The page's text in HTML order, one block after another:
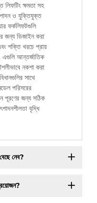
লিফটিং ক্ষমতা সহ
ও যুক্তিযুক্ত
ফর্কলিফটগুলি
জন্য ডিজাইন করা
শক্তি খরচে প্রায়
এগুলি আন্তর্জাতিক
নকশা করা
সাথে
পরিসরের
পূরণের জন্য সঠিক
বৃদ্ধি
নেব?